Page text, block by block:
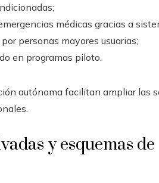
médicas gracias a
personas mayores usuarias;
en programas piloto.
autónoma facilitan ampliar las
y esquemas de